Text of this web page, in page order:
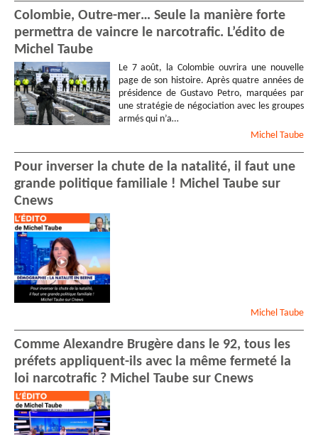
Colombie, Outre-mer… Seule la manière forte
permettra de vaincre le narcotrafic. L’édito de
Michel Taube
Le 7 août, la Colombie ouvrira une nouvelle
page de son histoire. Après quatre années de
présidence de Gustavo Petro, marquées par
une stratégie de négociation avec les groupes
armés qui n’a…
Michel Taube
Pour inverser la chute de la natalité, il faut une
grande politique familiale ! Michel Taube sur
Cnews
Michel Taube
Comme Alexandre Brugère dans le 92, tous les
préfets appliquent-ils avec la même fermeté la
loi narcotrafic ? Michel Taube sur Cnews